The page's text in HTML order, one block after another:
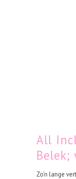
All
Belek;
Zo’n lange